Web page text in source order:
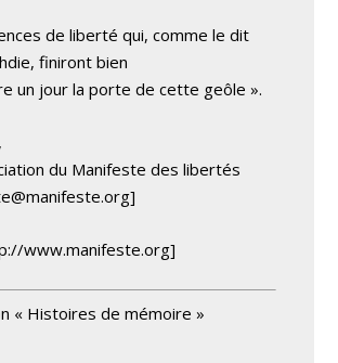
de liberté qui, comme le dit
finiront bien
un jour la porte de cette geôle ».
du Manifeste des libertés
]
www.manifeste.org]
« Histoires de mémoire »